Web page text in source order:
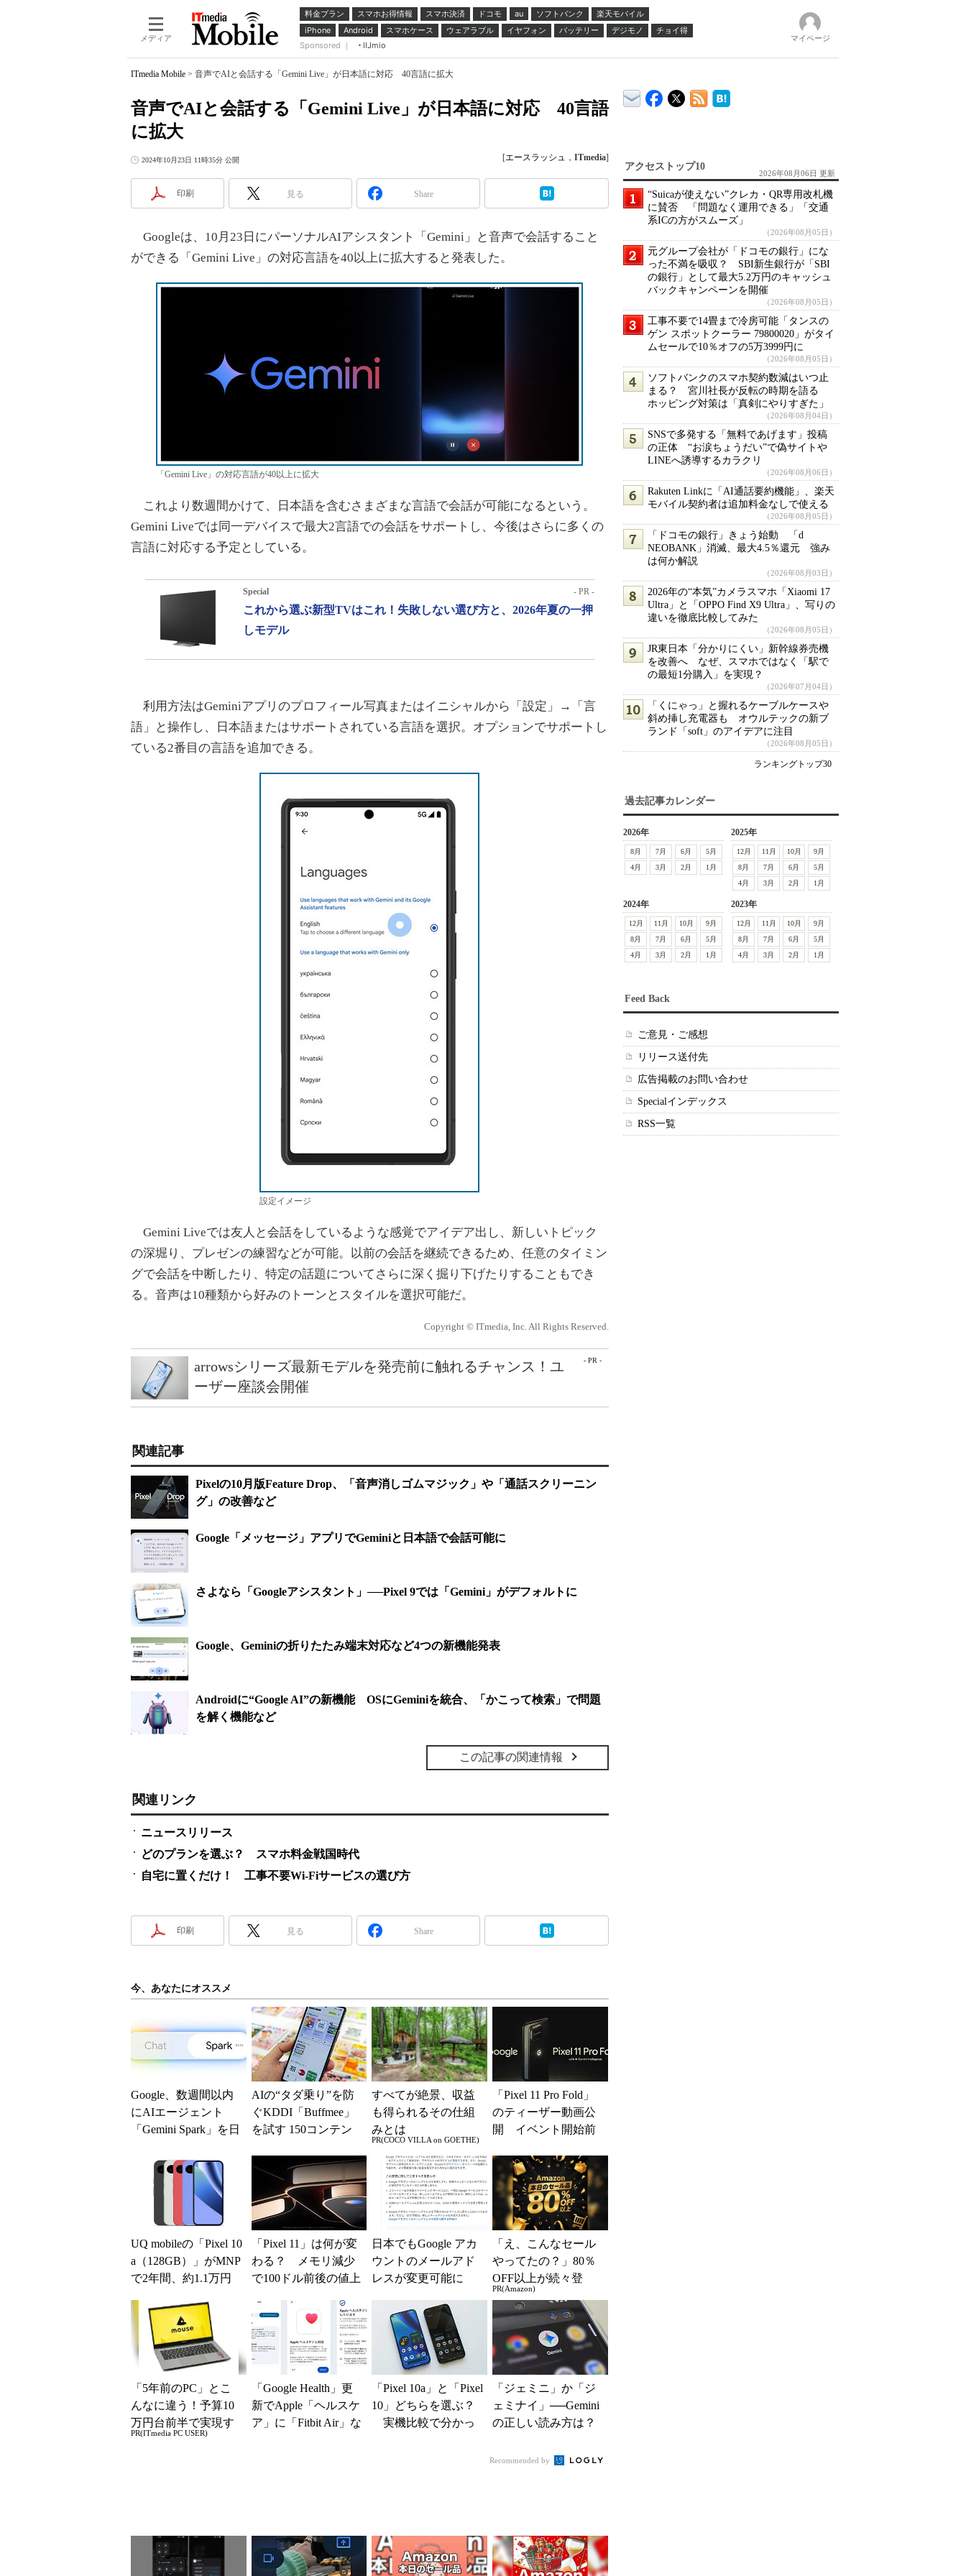
メディア
料金プラン スマホお得情報 スマホ決済 ドコモ au ソフトバンク
楽天モバイル
iPhone
Android スマホケース ウェアラブル イヤフォン バッテリー デジモノ
チョイ得
Sponsored ｜
IIJmio
マイページ
ITmedia Mobile > 音声でAIと会話する「Gemini Live」が日本語に対応 40言語に拡大
音声でAIと会話する「Gemini Live」が日本語に対応 40言語
に拡大
2024年10月23日 11時35分 公開 [エースラッシュ ， ITmedia]
印刷 見る Share
Googleは、10月23日にパーソナルAIアシスタント「Gemini」と音声で会話すること
ができる「Gemini Live」の対応言語を40以上に拡大すると発表した。
「Gemini Live」の対応言語が40以上に拡大
これより数週間かけて、日本語を含むさまざまな言語で会話が可能になるという。
Gemini Liveでは同一デバイスで最大2言語での会話をサポートし、今後はさらに多くの
言語に対応する予定としている。
Special - PR -
これから選ぶ新型TVはこれ！失敗しない選び方と、2026年夏の一押
しモデル
利用方法はGeminiアプリのプロフィール写真またはイニシャルから「設定」→「言
語」と操作し、日本語またはサポートされている言語を選択。オプションでサポートし
ている2番目の言語を追加できる。
設定イメージ
Gemini Liveでは友人と会話をしているような感覚でアイデア出し、新しいトピック
の深堀り、プレゼンの練習などが可能。以前の会話を継続できるため、任意のタイミン
グで会話を中断したり、特定の話題についてさらに深く掘り下げたりすることもでき
る。音声は10種類から好みのトーンとスタイルを選択可能だ。
Copyright © ITmedia, Inc. All Rights Reserved.
- PR -
arrowsシリーズ最新モデルを発売前に触れるチャンス！ユ
ーザー座談会開催
関連記事
Pixelの10月版Feature Drop、「音声消しゴムマジック」や「通話スクリーニン
グ」の改善など
Google「メッセージ」アプリでGeminiと日本語で会話可能に
さよなら「Googleアシスタント」──Pixel 9では「Gemini」がデフォルトに
Google、Geminiの折りたたみ端末対応など4つの新機能発表
Androidに“Google AI”の新機能 OSにGeminiを統合、「かこって検索」で問題
を解く機能など
この記事の関連情報
関連リンク
ニュースリリース
どのプランを選ぶ？ スマホ料金戦国時代
自宅に置くだけ！ 工事不要Wi-Fiサービスの選び方
印刷 見る Share
今、あなたにオススメ
Google、数週間以内
にAIエージェント
「Gemini Spark」を日
向け...
AIの“タダ乗り”を防
ぐKDDI「Buffmee」
を試す 150コンテン
が、回答に...
すべてが絶景、収益
も得られるその仕組
みとは
PR(COCO VILLA on GOETHE)
「Pixel 11 Pro Fold」
のティーザー動画公
開 イベント開始前
UQ mobileの「Pixel 10
a（128GB）」がMNP
で2年間、約1.1万円
「Pixel 11」は何が変
わる？ メモリ減少
で100ドル前後の値上
うわさを整理す...
日本でもGoogle アカ
ウントのメールアド
レスが変更可能に
「え、こんなセール
やってたの？」80％
OFF以上が続々登
場！Amazonの本気が
凄すぎる
PR(Amazon)
「5年前のPC」とこ
んなに違う！予算10
万円台前半で実現す
る快適PCライフ
PR(ITmedia PC USER)
「Google Health」更
新でApple「ヘルスケ
ア」に「Fitbit Air」な
「Pixel 10a」と「Pixel
10」どちらを選ぶ？
実機比較で分かっ
「ジェミニ」か「ジ
ェミナイ」──Gemini
の正しい読み方は？
発表
Recommended by
アクセストップ10
2026年08月06日 更新
“Suicaが使えない”クレカ・QR専用改札機
に賛否 「問題なく運用できる」「交通
系ICの方がスムーズ」
（2026年08月05日）
元グループ会社が「ドコモの銀行」にな
った不満を吸収？ SBI新生銀行が「SBI
の銀行」として最大5.2万円のキャッシュ
バックキャンペーンを開催
（2026年08月05日）
工事不要で14畳まで冷房可能「タンスの
ゲン スポットクーラー 79800020」がタイ
ムセールで10％オフの5万3999円に
（2026年08月05日）
ソフトバンクのスマホ契約数減はいつ止
まる？ 宮川社長が反転の時期を語る
ホッピング対策は「真剣にやりすぎた」
（2026年08月04日）
SNSで多発する「無料であげます」投稿
の正体 “お涙ちょうだい”で偽サイトや
LINEへ誘導するカラクリ
（2026年08月06日）
Rakuten Linkに「AI通話要約機能」、楽天
モバイル契約者は追加料金なしで使える
（2026年08月05日）
「ドコモの銀行」きょう始動 「d
NEOBANK」消滅、最大4.5％還元 強み
は何か解説
（2026年08月03日）
2026年の“本気”カメラスマホ「Xiaomi 17
Ultra」と「OPPO Find X9 Ultra」、写りの
違いを徹底比較してみた
（2026年08月05日）
JR東日本「分かりにくい」新幹線券売機
を改善へ なぜ、スマホではなく「駅で
の最短1分購入」を実現？
（2026年07月04日）
「くにゃっ」と握れるケーブルケースや
斜め挿し充電器も オウルテックの新ブ
ランド「soft」のアイデアに注目
（2026年08月05日）
ランキングトップ30
過去記事カレンダー
2026年
8月 7月 6月
5月
4月
3月 2月 1月
2025年
12月 11月 10月
9月
8月
7月 6月
5月
4月
3月 2月 1月
2024年
12月 11月 10月
9月
8月
7月 6月
5月
4月
3月 2月 1月
2023年
12月 11月 10月
9月
8月
7月 6月
5月
4月
3月 2月 1月
Feed Back
ご意見・ご感想
リリース送付先
広告掲載のお問い合わせ
Specialインデックス
RSS一覧